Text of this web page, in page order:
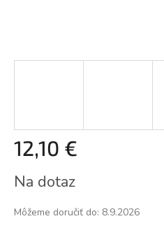
12,10 €
cena:
Na dotaz
Môžeme doručiť do: 8.9.2026